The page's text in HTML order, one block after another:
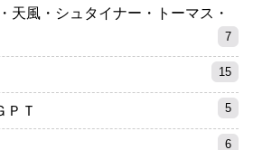
天風・シュタイナー・トーマス・
7
15
ＰＴ 5
6